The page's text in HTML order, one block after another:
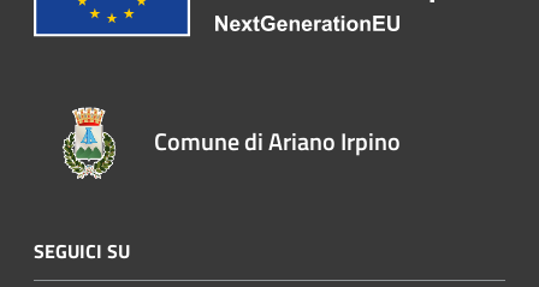
Comune di Ariano Irpino
SEGUICI SU